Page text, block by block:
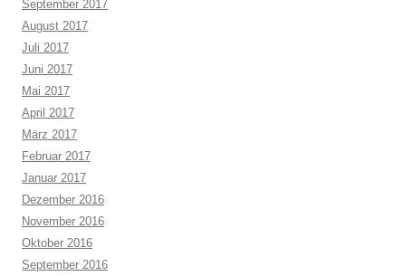
September 2017
August 2017
Juli 2017
Juni 2017
Mai 2017
April 2017
März 2017
Februar 2017
Januar 2017
Dezember 2016
November 2016
Oktober 2016
September 2016